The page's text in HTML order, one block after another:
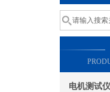
电机测试